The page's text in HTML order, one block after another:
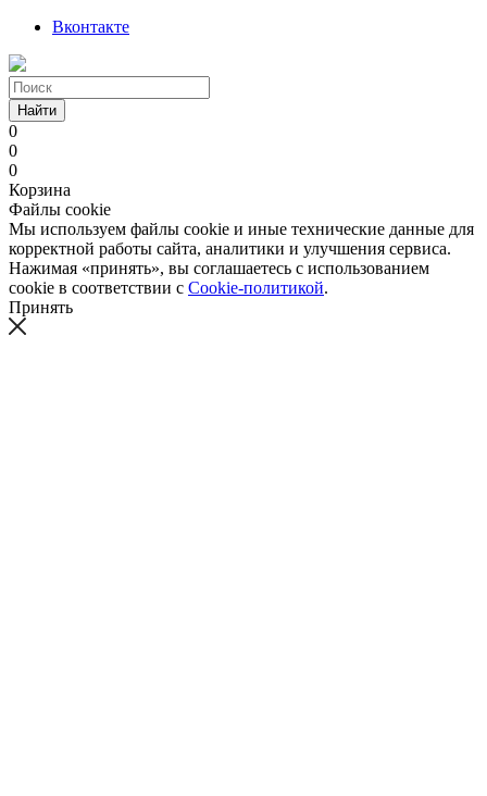
Вконтакте
Найти
0
0
0
Корзина
Файлы cookie
Мы используем файлы cookie и иные технические данные для
корректной работы сайта, аналитики и улучшения сервиса.
Нажимая «принять», вы соглашаетесь с использованием
cookie в соответствии с Cookie-политикой.
Принять